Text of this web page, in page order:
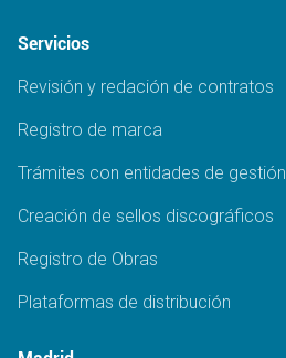
Servicios
Revisión y redación de contratos
Registro de marca
Trámites con entidades de gestión
Creación de sellos discográficos
Registro de Obras
Plataformas de distribución